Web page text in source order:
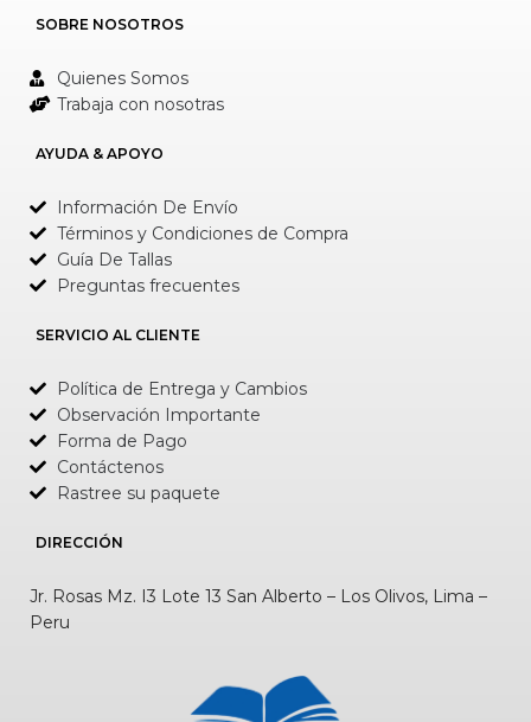
SOBRE NOSOTROS
Quienes Somos
Trabaja con nosotras
AYUDA & APOYO
Información De Envío
Términos y Condiciones de Compra
Guía De Tallas
Preguntas frecuentes
SERVICIO AL CLIENTE
Política de Entrega y Cambios
Observación Importante
Forma de Pago
Contáctenos
Rastree su paquete
DIRECCIÓN
Jr. Rosas Mz. I3 Lote 13 San Alberto – Los Olivos, Lima –
Peru